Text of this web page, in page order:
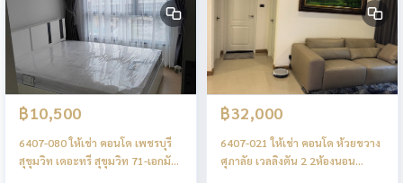
฿10,500
6407-080 ให้เช่า คอนโด เพชรบุรี
สุขุมวิท เดอะทรี สุขุมวิท 71-เอกมัย
฿32,000
6407-021 ให้เช่า คอนโด ห้วยขวาง
ศุภาลัย เวลลิงตัน 2 2ห้องนอน